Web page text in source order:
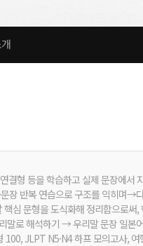
결형 등을 학습하고 실제 문장에서
장 반복 연습으로 구조를 익히며→
심 문형을 도식화해 정리함으로
로 해석하기 → 우리말 문장 일본
100, JLPT N5·N4 하프 모의고사,